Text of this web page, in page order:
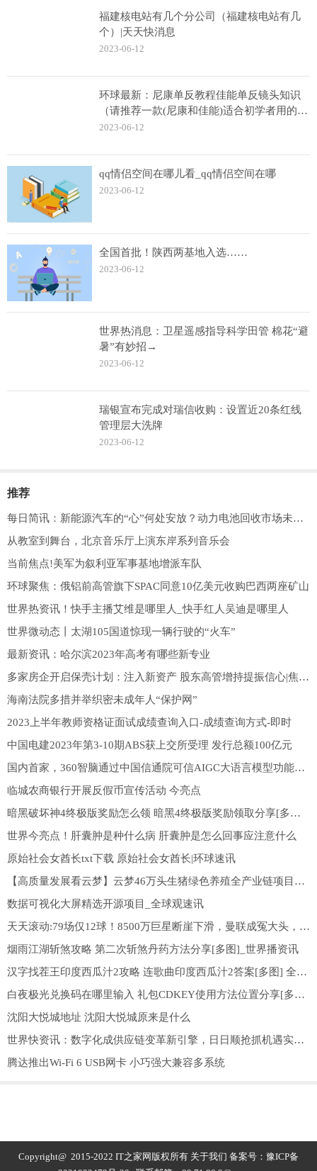
福建核电站有几个分公司（福建核电站有几
个）|天天快消息
2023-06-12
环球最新：尼康单反教程佳能单反镜头知识
（请推荐一款(尼康和佳能)适合初学者用的单
反相机(镜头要那种‘一竟 ...）
2023-06-12
qq情侣空间在哪儿看_qq情侣空间在哪
2023-06-12
全国首批！陕西两基地入选……
2023-06-12
世界热消息：卫星遥感指导科学田管 棉花“避
暑”有妙招→
2023-06-12
瑞银宣布完成对瑞信收购：设置近20条红线
管理层大洗牌
2023-06-12
推荐
每日简讯：新能源汽车的“心”何处安放？动力电池回收市场未来几年将达千亿
从教室到舞台，北京音乐厅上演东岸系列音乐会
当前焦点!美军为叙利亚军事基地增派车队
环球聚焦：俄铝前高管旗下SPAC同意10亿美元收购巴西两座矿山
世界热资讯！快手主播艾维是哪里人_快手红人吴迪是哪里人
世界微动态丨太湖105国道惊现一辆行驶的“火车”
最新资讯：哈尔滨2023年高考有哪些新专业
多家房企开启保壳计划：注入新资产 股东高管增持提振信心|焦点热讯
海南法院多措并举织密未成年人“保护网”
2023上半年教师资格证面试成绩查询入口-成绩查询方式-即时
中国电建2023年第3-10期ABS获上交所受理 发行总额100亿元
国内首家，360智脑通过中国信通院可信AIGC大语言模型功能评估-天天微资讯
临城农商银行开展反假币宣传活动 今亮点
暗黑破坏神4终极版奖励怎么领 暗黑4终极版奖励领取分享[多图] 快看
世界今亮点！肝囊肿是种什么病 肝囊肿是怎么回事应注意什么
原始社会女酋长txt下载 原始社会女酋长|环球速讯
【高质量发展看云梦】云梦46万头生猪绿色养殖全产业链项目投产 世界速看料
数据可视化大屏精选开源项目_全球观速讯
天天滚动:79场仅12球！8500万巨星断崖下滑，曼联成冤大头，欲亏钱退货多特
烟雨江湖斩煞攻略 第二次斩煞丹药方法分享[多图]_世界播资讯
汉字找茬王印度西瓜汁2攻略 连歌曲印度西瓜汁2答案[多图] 全球微头条
白夜极光兑换码在哪里输入 礼包CDKEY使用方法位置分享[多图] 全球视点
沈阳大悦城地址 沈阳大悦城原来是什么
世界快资讯：数字化成供应链变革新引擎，日日顺抢抓机遇实现全链路转型升级
腾达推出Wi-Fi 6 USB网卡 小巧强大兼容多系统
Copyright@ 2015-2022 IT之家网版权所有 关于我们 备案号： 豫ICP备